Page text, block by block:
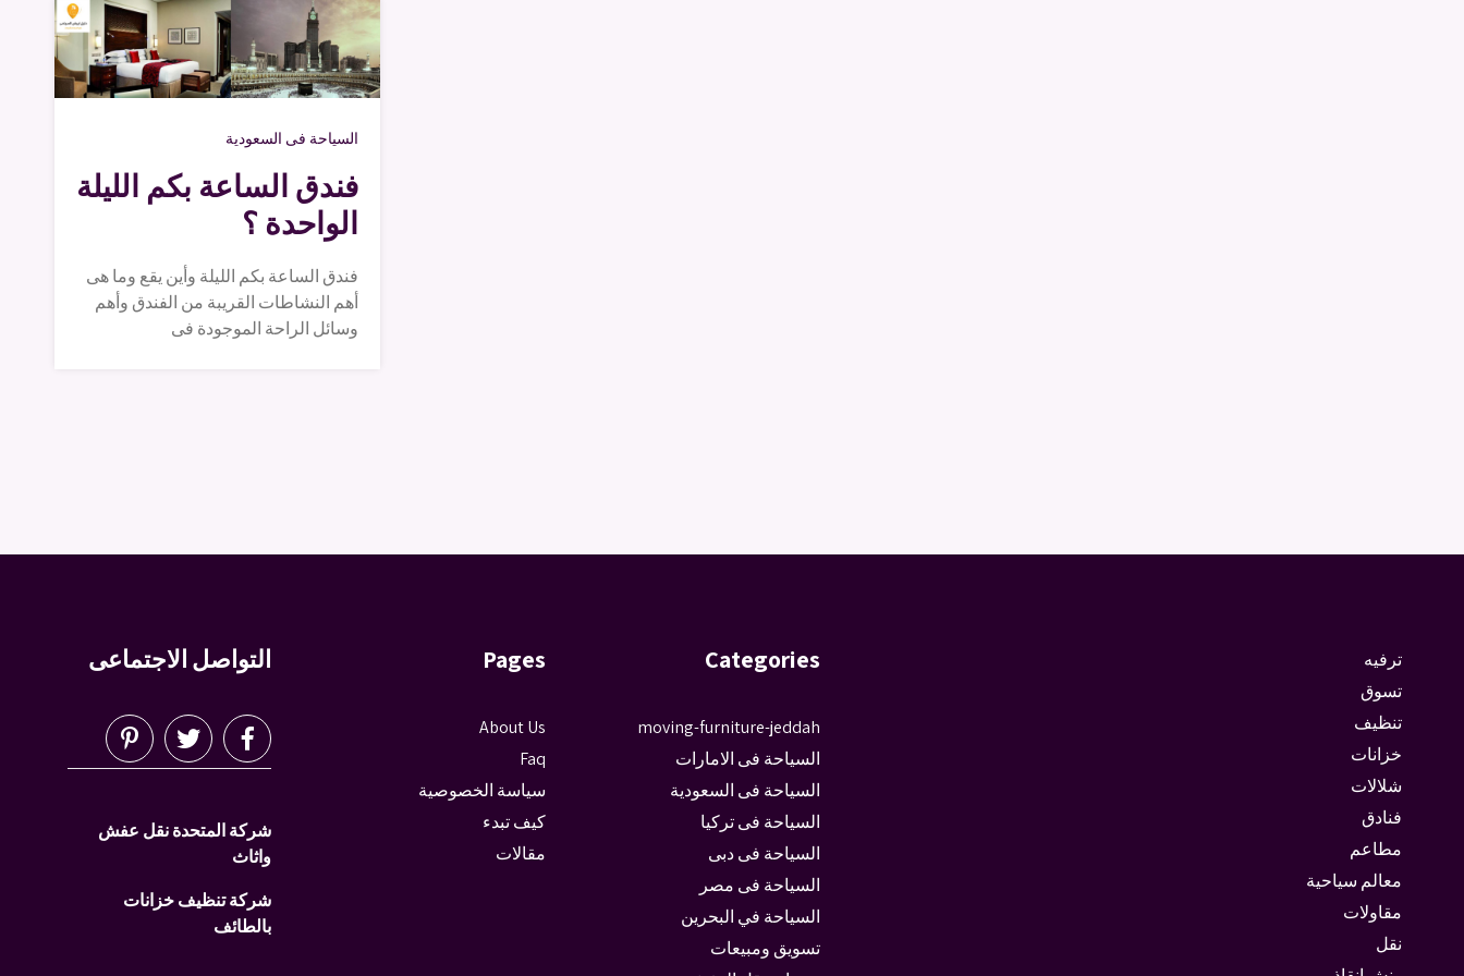
السياحة فى السعودية
فندق الساعة بكم الليلة
الواحدة ؟
فندق الساعة بكم الليلة وأين يقع وما هى
أهم النشاطات القريبة من الفندق وأهم
وسائل الراحة الموجودة فى
ترفيه
تسوق
تنظيف
خزانات
شلالات
فنادق
مطاعم
معالم سياحية
مقاولات
نقل
Categories
moving-furniture-jeddah
السياحة فى الامارات
السياحة فى السعودية
السياحة فى تركيا
السياحة فى دبى
السياحة فى مصر
السياحة في البحرين
تسويق ومبيعات
Pages
About Us
Faq
سياسة الخصوصية
كيف تبدء
مقالات
التواصل الاجتماعى
شركة المتحدة نقل عفش
واثاث
شركة تنظيف خزانات
بالطائف